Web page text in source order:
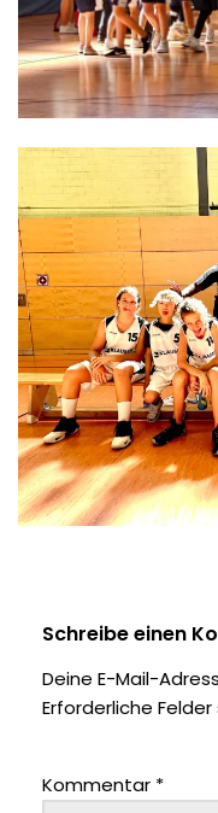
Schreibe einen
Deine E-Mail-
Erforderliche
Kommentar *